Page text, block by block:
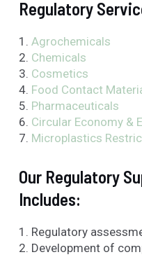
Regulatory
1. Agrochemicals
2. Chemicals
3. Cosmetics
4. Food Contact
5. Pharmaceuticals
6. Circular Economy &
7. Microplastics
Our Regulatory
Includes:
1. Regulatory
2. Development of